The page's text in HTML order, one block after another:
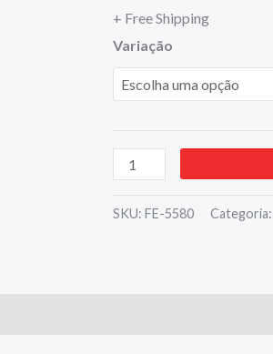
+ Free Shipping
Variação
Com
Trava
Freio
SKY
quantidade
SKU: FE-5580 Categoria: